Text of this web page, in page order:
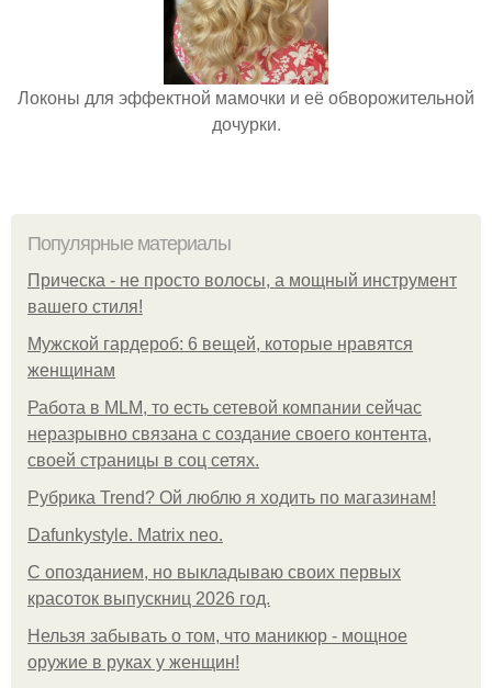
Локоны для эффектной мамочки и её обворожительной
дочурки.
Популярные материалы
Прическа - не просто волосы, а мощный инструмент
вашего стиля!
Мужской гардероб: 6 вещей, которые нравятся
женщинам
Работа в MLM, то есть сетевой компании сейчас
неразрывно связана с создание своего контента,
своей страницы в соц сетях.
Рубрика Trend? Ой люблю я ходить по магазинам!
Dafunkystyle. Matrix neo.
С опозданием, но выкладываю своих первых
красоток выпускниц 2026 год.
Нельзя забывать о том, что маникюр - мощное
оружие в руках у женщин!